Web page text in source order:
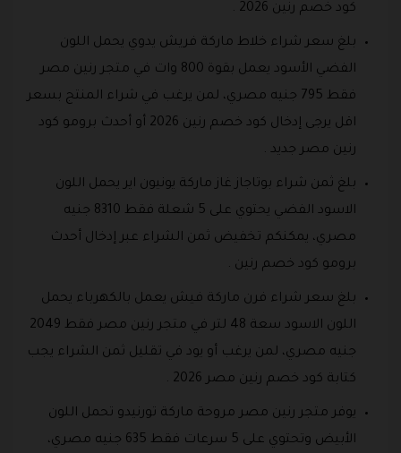
كود خصم رنين 2026 .
بلغ سعر شراء خلاط ماركة فريش يدوي يحمل اللون
الفضي الأسود يعمل بقوة 800 وات في متجر رنين مصر
فقط 795 جنيه مصري، لمن يرغب في شراء المنتج بسعر
اقل يرجى إدخال كود خصم رنين 2026 أو أحدث برومو كود
رنين مصر جديد .
بلغ ثمن شراء بوتاجاز غاز ماركة يونيون اير يحمل اللون
الاسود الفضي يحتوي على 5 شعلة فقط 8310 جنيه
مصري، يمكنكم تخفيض ثمن الشراء عبر إدخال أحدث
برومو كود خصم رنين .
بلغ سعر شراء فرن ماركة فيش يعمل بالكهرباء يحمل
اللون الاسود سعة 48 لتر في متجر رنين مصر فقط 2049
جنيه مصري، لمن يرغب أو يود في تقليل ثمن الشراء يجب
كتابة كود خصم رنين مصر 2026 .
يوفر متجر رنين مصر مروحة ماركة تورنيدو تحمل اللون
الأبيض وتحتوي على 5 سرعات فقط 635 جنيه مصري،